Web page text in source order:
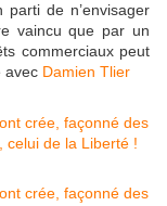
parti de n’envisager
vaincu que par un
commerciaux peut
avec Damien Tlier